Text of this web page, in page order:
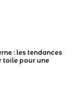
: les tendances
toile pour une